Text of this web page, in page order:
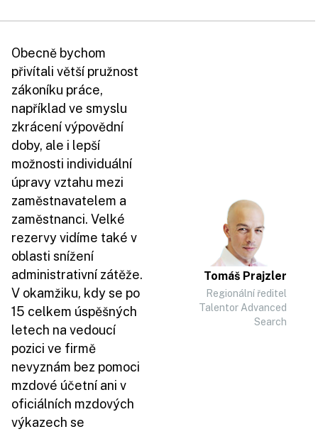
Tomáš Prajzler
Regionální ředitel
Talentor Advanced
Search
Obecně bychom
přivítali větší pružnost
zákoníku práce,
například ve smyslu
zkrácení výpovědní
doby, ale i lepší
možnosti individuální
úpravy vztahu mezi
zaměstnavatelem a
zaměstnanci. Velké
rezervy vidíme také v
oblasti snížení
administrativní zátěže.
V okamžiku, kdy se po
15 celkem úspěšných
letech na vedoucí
pozici ve firmě
nevyznám bez pomoci
mzdové účetní ani v
oficiálních mzdových
výkazech se